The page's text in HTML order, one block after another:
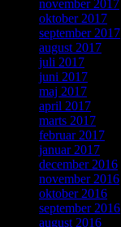
november 2017
oktober 2017
september 2017
august 2017
juli 2017
juni 2017
maj 2017
april 2017
marts 2017
februar 2017
januar 2017
december 2016
november 2016
oktober 2016
september 2016
august 2016